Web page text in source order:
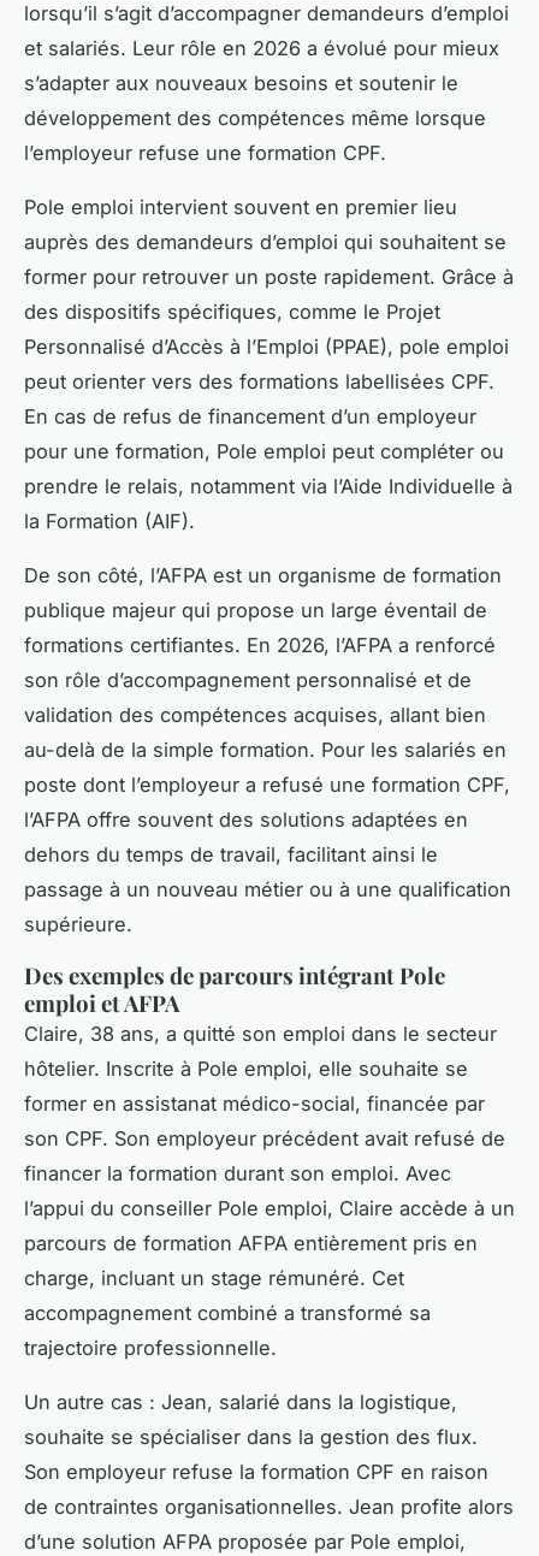
lorsqu’il s’agit d’accompagner demandeurs d’emploi
et salariés. Leur rôle en 2026 a évolué pour mieux
s’adapter aux nouveaux besoins et soutenir le
développement des compétences même lorsque
l’employeur refuse une formation CPF.
Pole emploi intervient souvent en premier lieu
auprès des demandeurs d’emploi qui souhaitent se
former pour retrouver un poste rapidement. Grâce à
des dispositifs spécifiques, comme le Projet
Personnalisé d’Accès à l’Emploi (PPAE), pole emploi
peut orienter vers des formations labellisées CPF.
En cas de refus de financement d’un employeur
pour une formation, Pole emploi peut compléter ou
prendre le relais, notamment via l’Aide Individuelle à
la Formation (AIF).
De son côté, l’AFPA est un organisme de formation
publique majeur qui propose un large éventail de
formations certifiantes. En 2026, l’AFPA a renforcé
son rôle d’accompagnement personnalisé et de
validation des compétences acquises, allant bien
au-delà de la simple formation. Pour les salariés en
poste dont l’employeur a refusé une formation CPF,
l’AFPA offre souvent des solutions adaptées en
dehors du temps de travail, facilitant ainsi le
passage à un nouveau métier ou à une qualification
supérieure.
Des exemples de parcours intégrant Pole
emploi et AFPA
Claire, 38 ans, a quitté son emploi dans le secteur
hôtelier. Inscrite à Pole emploi, elle souhaite se
former en assistanat médico-social, financée par
son CPF. Son employeur précédent avait refusé de
financer la formation durant son emploi. Avec
l’appui du conseiller Pole emploi, Claire accède à un
parcours de formation AFPA entièrement pris en
charge, incluant un stage rémunéré. Cet
accompagnement combiné a transformé sa
trajectoire professionnelle.
Un autre cas : Jean, salarié dans la logistique,
souhaite se spécialiser dans la gestion des flux.
Son employeur refuse la formation CPF en raison
de contraintes organisationnelles. Jean profite alors
d’une solution AFPA proposée par Pole emploi,